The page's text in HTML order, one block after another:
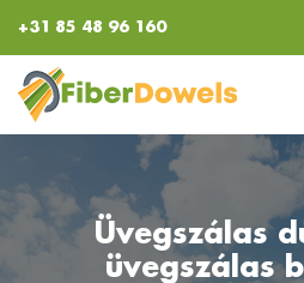
Kilépés
tartalomba
+31 85 48 96 160
Üvegszálas
üvegszálas